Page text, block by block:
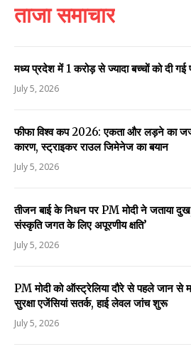
ताजा समाचार
मध्य प्रदेश में 1 करोड़ से ज्यादा बच्चों को दी गई
July 5, 2026
फीफा विश्व कप 2026: एकता और लड़ने का
कारण, स्ट्राइकर राउल जिमेनेज का बयान
July 5, 2026
तीजन बाई के निधन पर PM मोदी ने जताया
संस्कृति जगत के लिए अपूरणीय क्षति’
July 5, 2026
PM मोदी को ऑस्ट्रेलिया दौरे से पहले जान से
सुरक्षा एजेंसियां सतर्क, हाई लेवल जांच शुरू
July 5, 2026